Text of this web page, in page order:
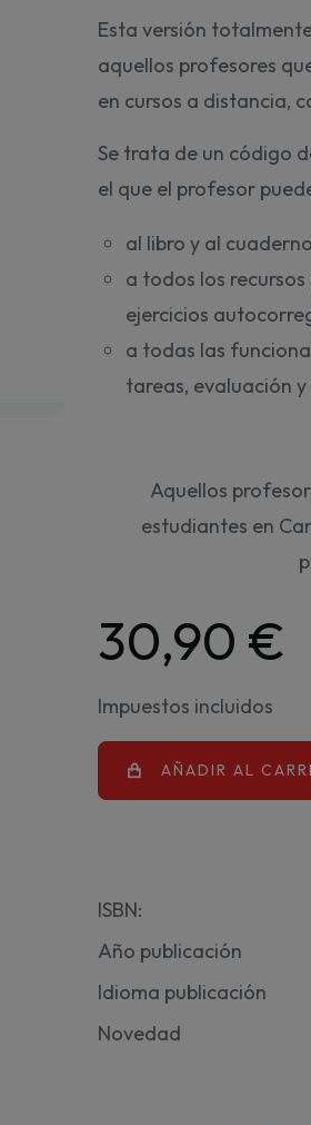
Esta versión
aquellos profesores
en cursos a distancia,
Se trata de un código
el que el profesor
al libro y al
a todos los
ejercicios
a todas las
tareas, evaluación
Aquellos
estudiantes en
30,90 €
Impuestos incluidos
AÑADIR AL
ISBN:
Año publicación
Idioma publicación
Novedad